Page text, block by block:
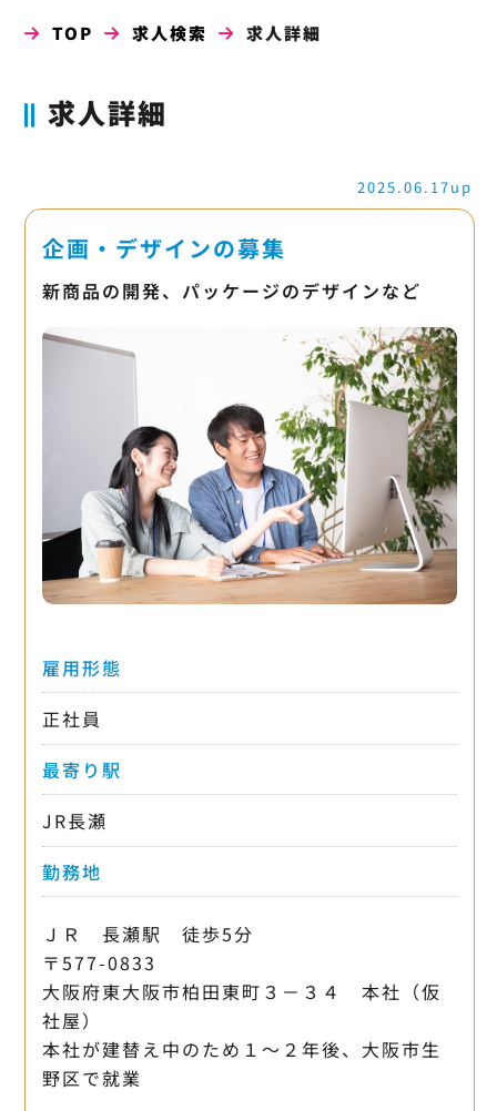
TOP 求人検索 求人詳細
求人詳細
2025.06.17up
企画・デザインの募集
新商品の開発、パッケージのデザインなど
雇用形態
正社員
最寄り駅
JR長瀬
勤務地
ＪＲ 長瀬駅 徒歩5分
〒577-0833
大阪府東大阪市柏田東町３－３４ 本社（仮
社屋）
本社が建替え中のため１～２年後、大阪市生
野区で就業